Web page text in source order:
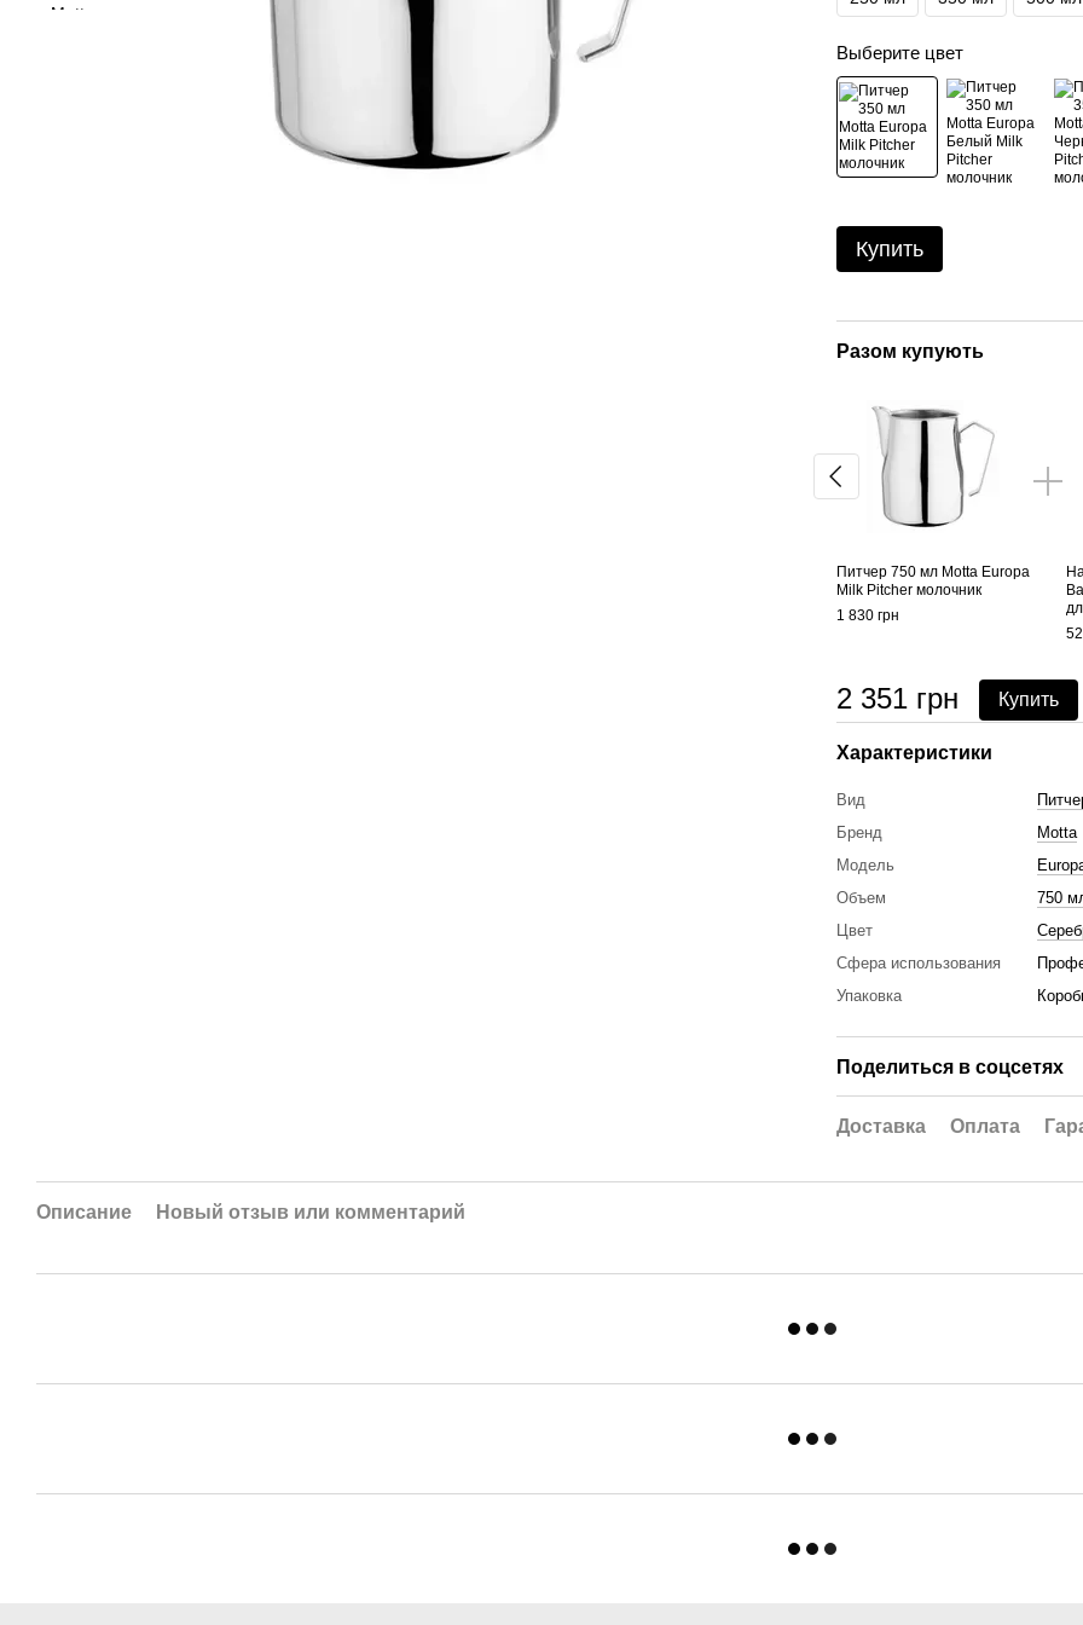
Выберите цвет
Купить
Разом купують
Питчер 750 мл Motta Europa
Milk Pitcher молочник
1 830 грн
2 351 грн Купить
Характеристики
Вид
Бренд
Motta
Модель
Объем
750
Цвет
Сфера использования
Упаковка
Поделиться в соцсетях
Доставка Оплата
Описание Новый отзыв или комментарий